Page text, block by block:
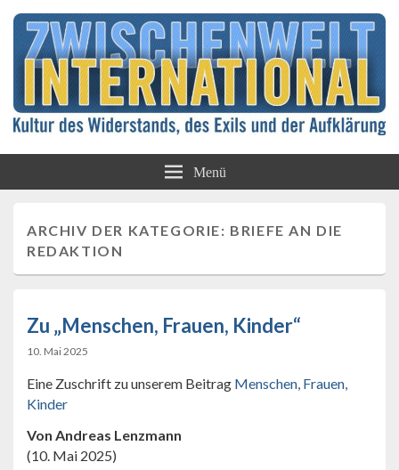
Zwischenwelt
International
Menü
ARCHIV DER KATEGORIE: BRIEFE AN DIE
REDAKTION
Zu „Menschen, Frauen, Kinder“
10. Mai 2025
Eine Zuschrift zu unserem Beitrag Menschen, Frauen,
Kinder
Von Andreas Lenzmann
(10. Mai 2025)